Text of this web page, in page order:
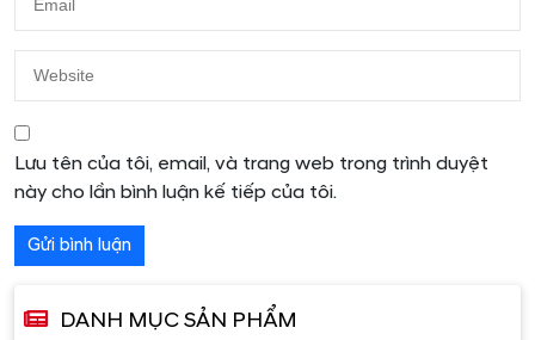
SOLATI LUÔN LÀ SỰ LỰA CHỌN ĐÚNG ĐẮN
phân khúc.
Lưu tên của tôi, email, và trang web trong trình duyệt
này cho lần bình luận kế tiếp của tôi.
DANH MỤC SẢN PHẨM